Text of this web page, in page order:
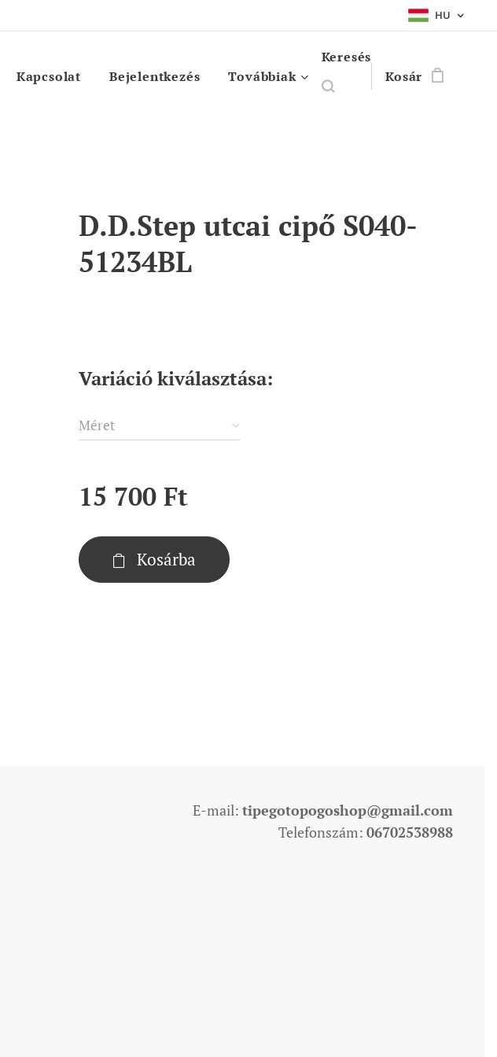
HU
Kapcsolat Bejelentkezés Továbbiak
Keresés
Kosár
D.D.Step utcai cipő S040-
51234BL
Variáció kiválasztása:
Méret
15 700 Ft
Kosárba
E-mail: tipegotopogoshop@gmail.com
Telefonszám: 06702538988